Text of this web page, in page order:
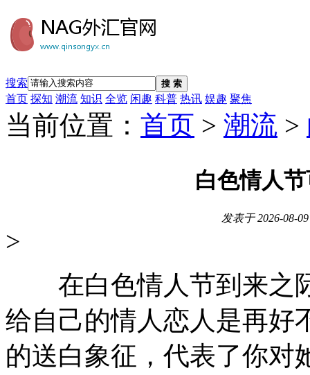
搜索 搜 索
首页 探知 潮流 知识 全览 闲趣 科普 热讯 娱趣 聚焦
当前位置： 首页 > 潮流 >
白色情人
发表于2026-08-
>
在白色情人节到来之
给自己的情人恋人是再好
的送白象征，代表了你对